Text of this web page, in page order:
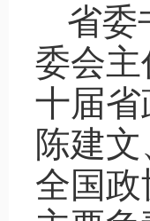
省委
委会
十届
陈建
全国